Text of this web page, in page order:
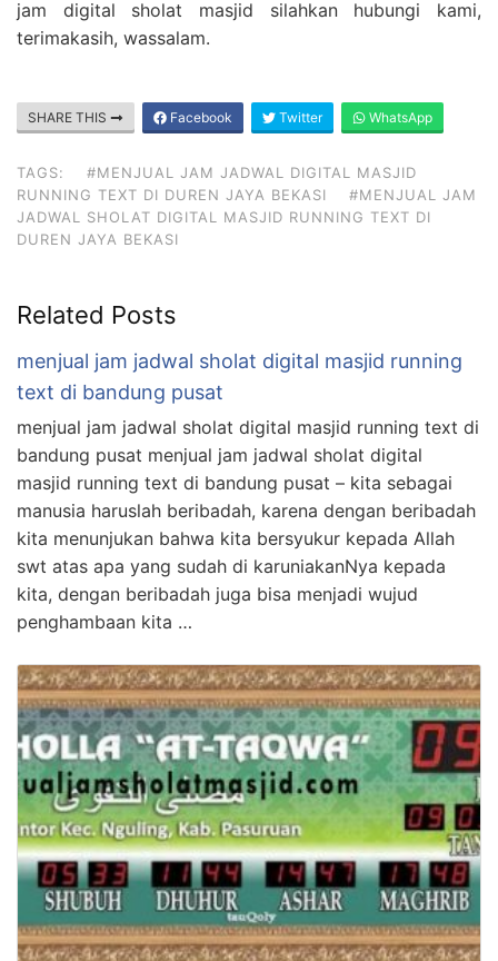
jam digital sholat masjid silahkan hubungi kami,
terimakasih, wassalam.
SHARE THIS Facebook Twitter WhatsApp
TAGS:
#MENJUAL JAM JADWAL DIGITAL MASJID
RUNNING TEXT DI DUREN JAYA BEKASI
#MENJUAL JAM
JADWAL SHOLAT DIGITAL MASJID RUNNING TEXT DI
DUREN JAYA BEKASI
Related Posts
menjual jam jadwal sholat digital masjid running
text di bandung pusat
menjual jam jadwal sholat digital masjid running text di
bandung pusat menjual jam jadwal sholat digital
masjid running text di bandung pusat – kita sebagai
manusia haruslah beribadah, karena dengan beribadah
kita menunjukan bahwa kita bersyukur kepada Allah
swt atas apa yang sudah di karuniakanNya kepada
kita, dengan beribadah juga bisa menjadi wujud
penghambaan kita …